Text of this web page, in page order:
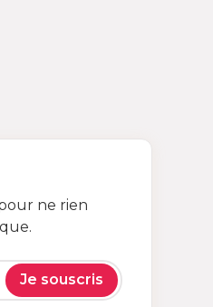
ne rien
Je souscris